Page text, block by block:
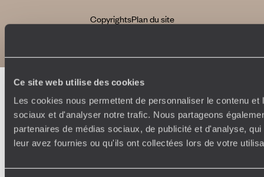
Ce site web utilise des cookies
Les cookies nous permettent de personnaliser le contenu
sociaux et d'analyser notre trafic. Nous partageons
partenaires de médias sociaux, de publicité et d'analyse,
leur avez fournies ou qu'ils ont collectées lors de votre
CopyrightsPlan du site